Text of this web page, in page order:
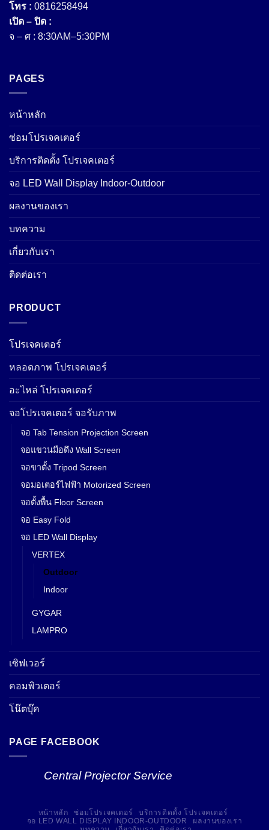
โทร : 0816258494
เปิด – ปิด :
จ – ศ : 8:30AM–5:30PM
PAGES
หน้าหลัก
ซ่อมโปรเจคเตอร์
บริการติดตั้ง โปรเจคเตอร์
จอ LED Wall Display Indoor-Outdoor
ผลงานของเรา
บทความ
เกี่ยวกับเรา
ติดต่อเรา
PRODUCT
โปรเจคเตอร์
หลอดภาพ โปรเจคเตอร์
อะไหล่ โปรเจคเตอร์
จอโปรเจคเตอร์ จอรับภาพ
จอ Tab Tension Projection Screen
จอแขวนมือดึง Wall Screen
จอขาตั้ง Tripod Screen
จอมอเตอร์ไฟฟ้า Motorized Screen
จอตั้งพื้น Floor Screen
จอ Easy Fold
จอ LED Wall Display
VERTEX
Outdoor
Indoor
GYGAR
LAMPRO
เซิฟเวอร์
คอมพิวเตอร์
โน๊ตบุ๊ค
PAGE FACEBOOK
Central Projector Service
หน้าหลัก ซ่อมโปรเจคเตอร์
บริการติดตั้ง โปรเจคเตอร์
จอ LED WALL DISPLAY INDOOR-OUTDOOR
ผลงานของเรา